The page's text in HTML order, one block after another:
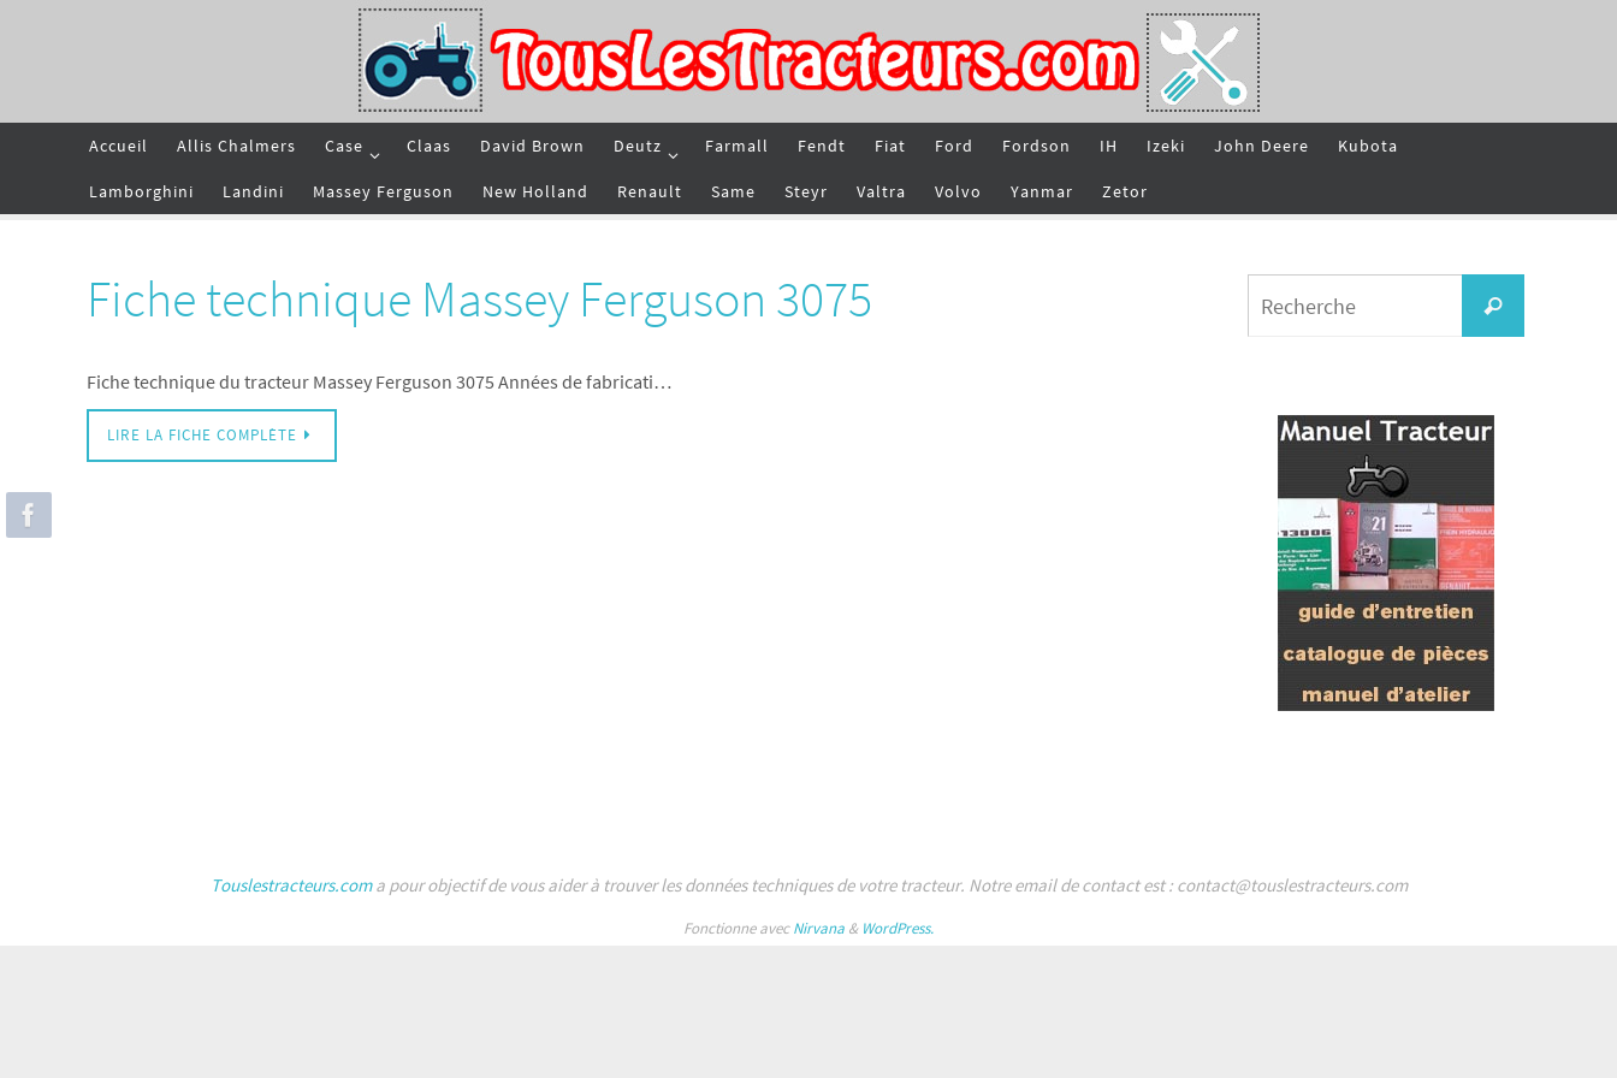
Accueil Allis Chalmers Case Claas David Brown Deutz Farmall Fendt Fiat Ford Fordson IH Izeki John Deere Kubota
Lamborghini Landini Massey Ferguson New Holland Renault Same Steyr Valtra Volvo Yanmar Zetor
Fiche technique Massey Ferguson 3075
Fiche technique du tracteur Massey Ferguson 3075 Années de fabricati…
LIRE LA FICHE COMPLÈTE
Recherche
Touslestracteurs.coma pour objectif de vous aider à trouver les données techniques de votre tracteur. Notre email de contact est : contact@touslestracteurs.com
Fonctionne avecNirvana & WordPress.